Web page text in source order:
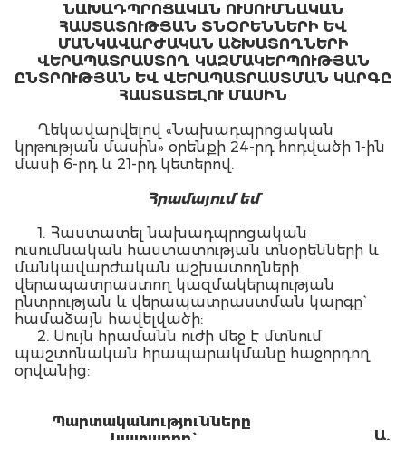
ՆԱԽԱԴՊՐՈՑԱԿԱՆ ՈՒՍՈՒՄՆԱԿԱՆ
ՀԱՍՏԱՏՈՒԹՅԱՆ ՏՆՕՐԵՆՆԵՐԻ ԵՎ
ՄԱՆԿԱՎԱՐԺԱԿԱՆ ԱՇԽԱՏՈՂՆԵՐԻ
ՎԵՐԱՊԱՏՐԱՍՏՈՂ ԿԱԶՄԱԿԵՐՊՈՒԹՅԱՆ
ԸՆՏՐՈՒԹՅԱՆ ԵՎ ՎԵՐԱՊԱՏՐԱՍՏՄԱՆ ԿԱՐԳԸ
ՀԱՍՏԱՏԵԼՈՒ ՄԱՍԻՆ
Ղեկավարվելով «Նախադպրոցական
կրթության մասին» օրենքի 24-րդ հոդվածի 1-ին
մասի 6-րդ և 21-րդ կետերով.
Հրամայում եմ
1. Հաստատել նախադպրոցական
ուսումնական հաստատության տնօրենների և
մանկավարժական աշխատողների
վերապատրաստող կազմակերպության
ընտրության և վերապատրաստման կարգը`
համաձայն հավելվածի:
2. Սույն հրամանն ուժի մեջ է մտնում
պաշտոնական հրապարակմանը հաջորդող
օրվանից:
Պարտականությունները
կատարող`
Ա.